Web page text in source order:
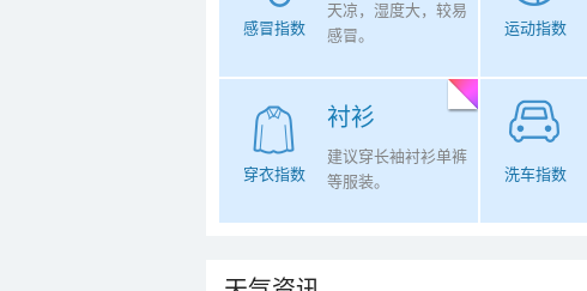
感冒指数
天凉，湿度大，较易
感冒。
运动指数
衬衫
穿衣指数
建议穿长袖衬衫单裤
等服装。
洗车指数